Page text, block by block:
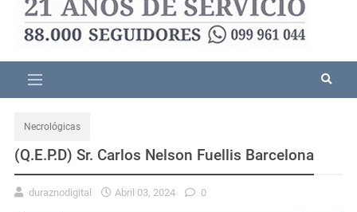
Necrológicas
(Q.E.P.D) Sr. Carlos Nelson Fuellis Barcelona
duraznodigital Abril 03, 2024 0